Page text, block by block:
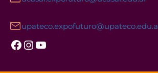
Facebook InstagramYouTube